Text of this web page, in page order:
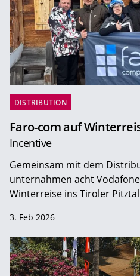
DISTRIBUTION
Faro-com auf
Incentive
Gemeinsam mit dem
unternahmen acht
Winterreise ins Tiroler
3. Feb 2026